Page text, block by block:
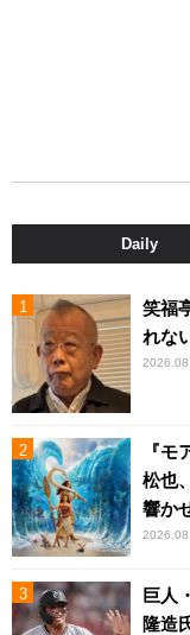
Daily
笑福
れな
『
松也
響か
巨人
隆造